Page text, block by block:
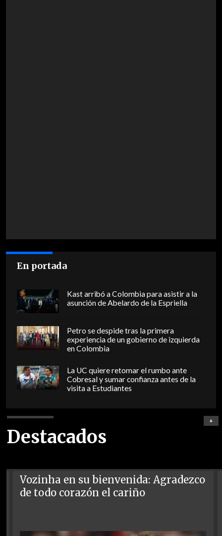
En portada
Kast arribó a Colombia para asistir a la
asunción de Abelardo de la Espriella
Petro se despide tras la primera
experiencia de un gobierno de izquierda
en Colombia
La UC quiere retomar el rumbo ante
Cobresal y sumar confianza antes de la
visita a Estudiantes
Destacados
+
Vozinha en su bienvenida: Agradezco
de todo corazón el cariño